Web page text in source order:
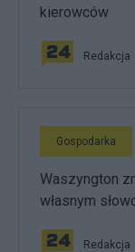
kierowców
Redakcja
Gospodarka
Waszyngton
własnym
Redakcja